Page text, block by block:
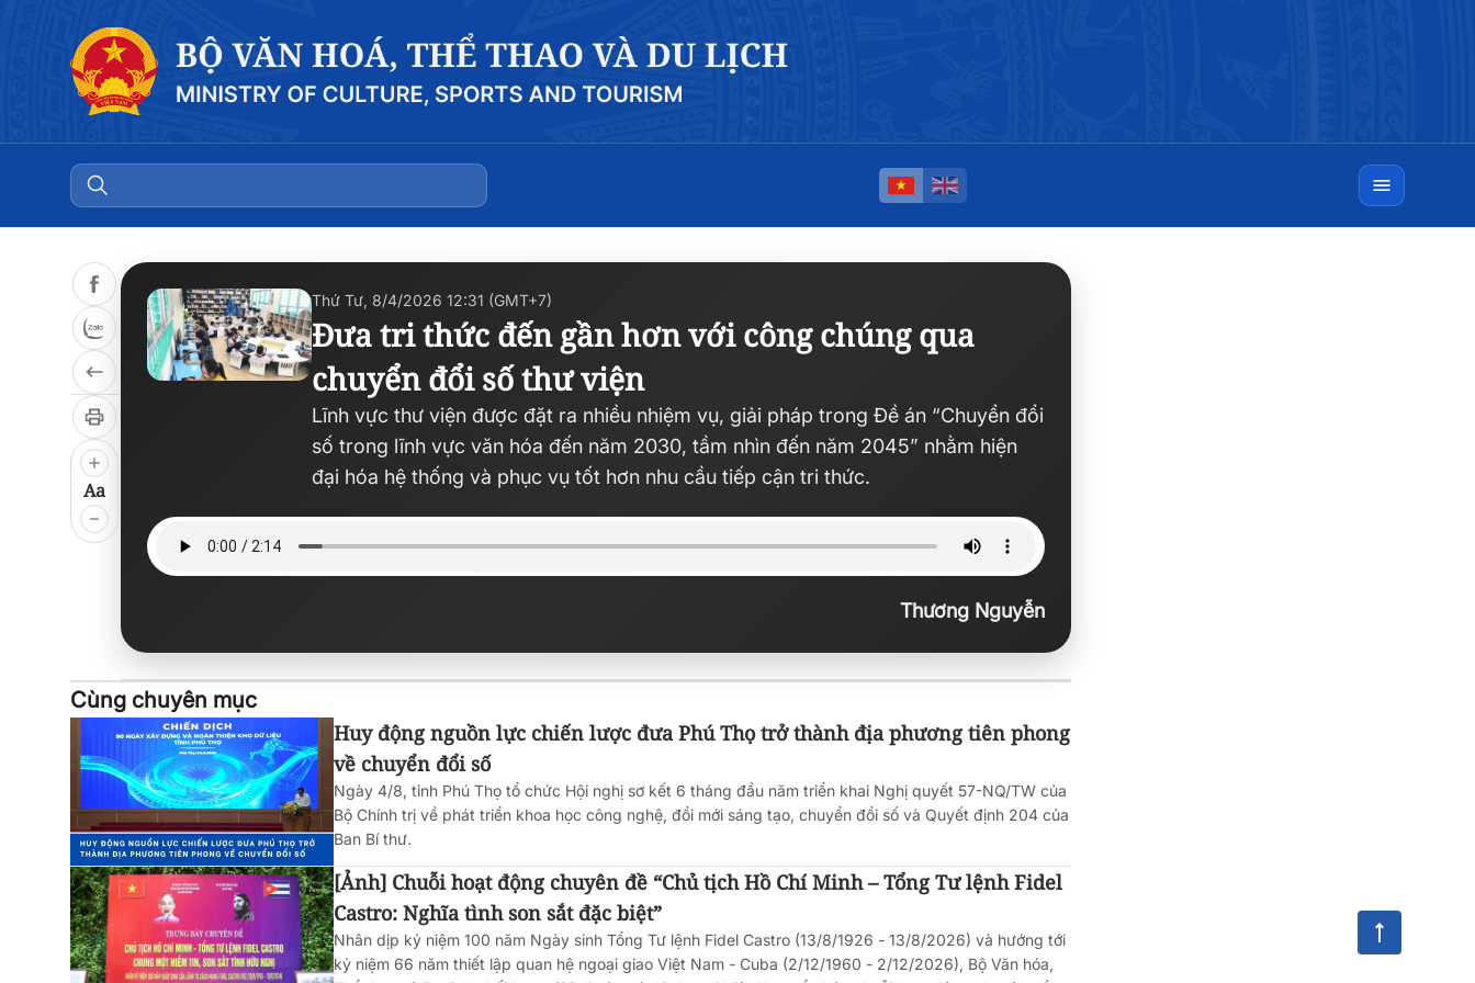
Aa
Thứ Tư, 8/4/2026 12:31 (GMT+7)
Đưa tri thức đến gần hơn với công chúng qua
chuyển đổi số thư viện
Lĩnh vực thư viện được đặt ra nhiều nhiệm vụ, giải pháp trong Đề án “Chuyển đổi
số trong lĩnh vực văn hóa đến năm 2030, tầm nhìn đến năm 2045” nhằm hiện
đại hóa hệ thống và phục vụ tốt hơn nhu cầu tiếp cận tri thức.
Thương Nguyễn
Cùng chuyên mục
Huy động nguồn lực chiến lược đưa Phú Thọ trở thành địa phương tiên phong
về chuyển đổi số
Ngày 4/8, tỉnh Phú Thọ tổ chức Hội nghị sơ kết 6 tháng đầu năm triển khai Nghị quyết 57-NQ/TW của
Bộ Chính trị về phát triển khoa học công nghệ, đổi mới sáng tạo, chuyển đổi số và Quyết định 204 của
Ban Bí thư.
[Ảnh] Chuỗi hoạt động chuyên đề “Chủ tịch Hồ Chí Minh – Tổng Tư lệnh Fidel
Castro: Nghĩa tình son sắt đặc biệt”
Nhân dịp kỷ niệm 100 năm Ngày sinh Tổng Tư lệnh Fidel Castro (13/8/1926 - 13/8/2026) và hướng tới
kỷ niệm 66 năm thiết lập quan hệ ngoại giao Việt Nam - Cuba (2/12/1960 - 2/12/2026), Bộ Văn hóa,